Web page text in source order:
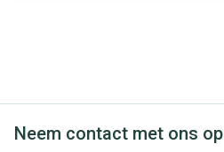
Neem contact met ons op